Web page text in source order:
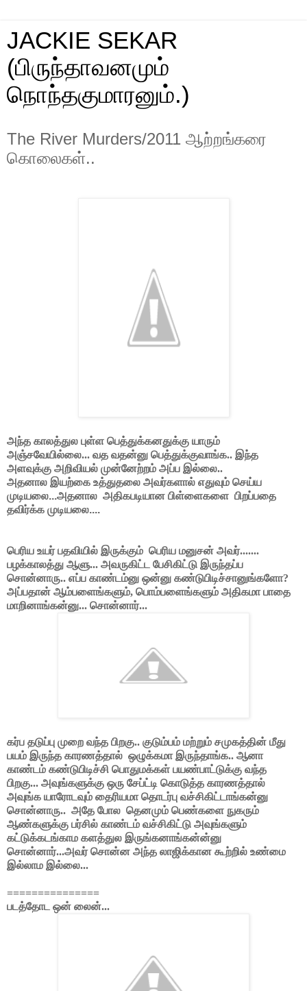
JACKIE SEKAR
(பிருந்தாவனமும்
நொந்தகுமாரனும்.)
The River Murders/2011 ஆற்றங்கரை
கொலைகள்..
அந்த காலத்துல புள்ள பெத்துக்கனதுக்கு யாரும்
அஞ்சவேயில்லை... வத வதன்னு பெத்துக்குவாங்க.. இந்த
அளவுக்கு அறிவியல் முன்னேற்றம் அப்ப இல்லை..
அதனால இயற்கை உத்துதலை அவர்களால் எதுவும் செய்ய
முடியலை...அதனால அதிகபடியான பிள்ளைகளை பிறப்பதை
தவிர்க்க முடியலை....
பெரிய உயர் பதவியில் இருக்கும் பெரிய மனுசன் அவர்.......
பழக்காலத்து ஆளு... அவருகிட்ட பேசிகிட்டு இருந்தப்ப
சொன்னாரு.. எப்ப காண்டம்னு ஒன்னு கண்டுபிடிச்சானுங்களோ?
அப்பதான் ஆம்பளைங்களும், பொம்பளைங்களும் அதிகமா பாதை
மாறினாங்கன்னு... சொன்னார்...
கர்ப தடுப்பு முறை வந்த பிறகு.. குடும்பம் மற்றும் சமுகத்தின் மீது
பயம் இருந்த காரணத்தால் ஒழுக்கமா இருந்தாங்க.. ஆனா
காண்டம் கண்டுபிடிச்சி பொதுமக்கள் பயண்பாட்டுக்கு வந்த
பிறகு... அவுங்களுக்கு ஒரு சேப்ட்டி கொடுத்த காரணத்தால்
அவுங்க யாரோடவும் தைரியமா தொடர்பு வச்சிகிட்டாங்கன்னு
சொன்னாரு.. அதே போல தெனமும் பெண்களை நுகரும்
ஆண்களுக்கு பர்சில் காண்டம் வச்சிகிட்டு அவுங்களும்
கட்டுக்கடங்காம களத்துல இருங்கனாங்கன்ன்னு
சொன்னார்...அவர் சொன்ன அந்த லாஜிக்கான கூற்றில் உண்மை
இல்லாம இல்லை...
===============
படத்தோட ஒன் லைன்...